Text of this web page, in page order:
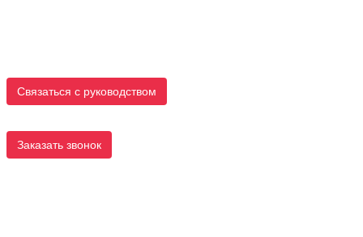
Связаться с руководством
Заказать звонок